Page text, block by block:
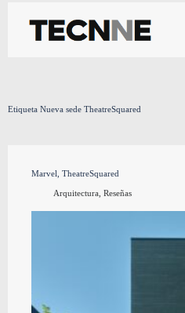
contenido
Etiqueta Nueva sede TheatreSquared
Marvel, TheatreSquared
Arquitectura, Reseñas